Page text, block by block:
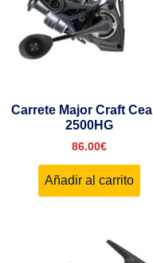
Carrete Major Craft
2500HG
86.00€
Añadir al carrito